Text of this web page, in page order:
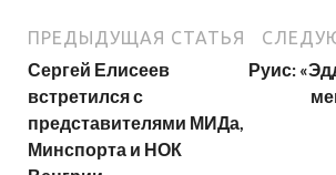
ПРЕДЫДУЩАЯ СТАТЬЯ
Сергей Елисеев
встретился с
представителями МИДа,
Минспорта и НОК
Руис: